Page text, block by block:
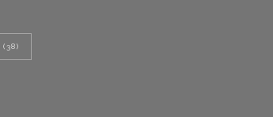
(38)